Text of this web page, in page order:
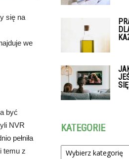
się na
we
być
NVR
pełniła
temu z
KATEGORIE
Kategorie